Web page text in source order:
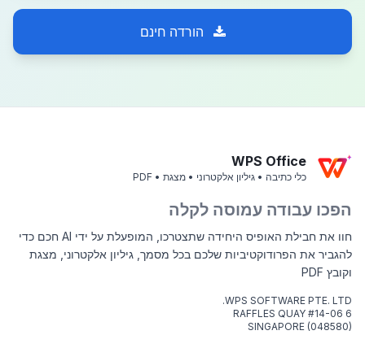
הורדה חינם
WPS Office
כלי כתיבה • גיליון אלקטרוני • מצגת • PDF
הפכו עבודה עמוסה לקלה
חוו את חבילת האופיס היחידה שתצטרכו, המופעלת על ידי AI חכם כדי
להגביר את הפרודוקטיביות שלכם בכל מסמך, גיליון אלקטרוני, מצגת
וקובץ PDF
WPS SOFTWARE PTE. LTD.
SINGAPORE (048580)